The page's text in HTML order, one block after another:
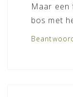
Maar een
bos met